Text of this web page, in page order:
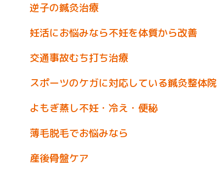
逆子の鍼灸治療
妊活にお悩みなら不妊を体質から改善
交通事故むち打ち治療
スポーツのケガに対応している鍼灸整体院
よもぎ蒸し不妊・冷え・便秘
薄毛脱毛でお悩みなら
産後骨盤ケア